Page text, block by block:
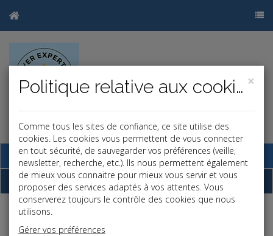
Base documentaire
Dépêches
Liste des dernières dépêches
×
Politique relative aux cookies
Comme tous les sites de confiance, ce site utilise des
cookies. Les cookies vous permettent de vous connecter
en tout sécurité, de sauvegarder vos préférences (veille,
newsletter, recherche, etc.). Ils nous permettent également
de mieux vous connaitre pour mieux vous servir et vous
proposer des services adaptés à vos attentes. Vous
conserverez toujours le contrôle des cookies que nous
utilisons.
Gérer vos préférences